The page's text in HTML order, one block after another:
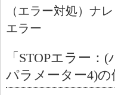
（エラー対処）
エラー
「STOPエラー
パラメーター4)の